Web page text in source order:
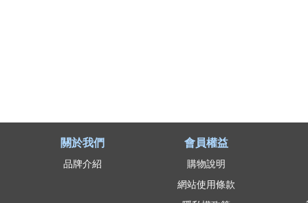
關於我們
品牌介紹
會員權益
購物說明
網站使用條款